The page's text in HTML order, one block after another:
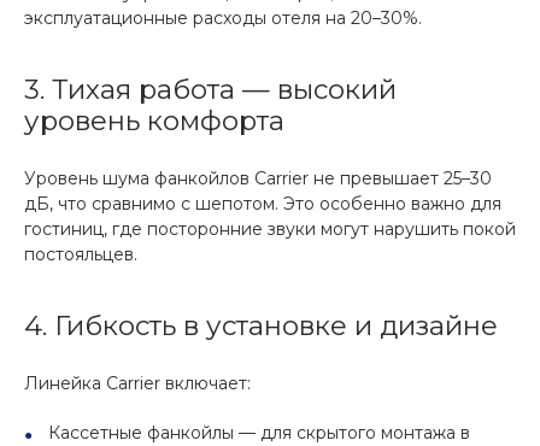
эксплуатационные расходы отеля на 20–30%.
3. Тихая работа — высокий
уровень комфорта
Уровень шума фанкойлов Carrier не превышает 25–30
дБ, что сравнимо с шепотом. Это особенно важно для
гостиниц, где посторонние звуки могут нарушить покой
постояльцев.
4. Гибкость в установке и дизайне
Линейка Carrier включает:
Кассетные фанкойлы — для скрытого монтажа в